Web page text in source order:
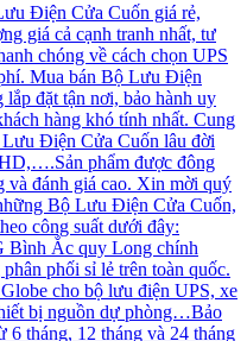
Điện Cửa Cuốn giá rẻ,
giá cả cạnh tranh nhất, tư
chóng về cách chọn UPS
Mua bán Bộ Lưu Điện
đặt tận nơi, bảo hành uy
hàng khó tính nhất. Cung
Điện Cửa Cuốn lâu đời
phẩm được đông
và đánh giá cao. Xin mời quý
Bộ Lưu Điện Cửa Cuốn,
công suất dưới đây:
Bình Ắc quy Long chính
phối sỉ lẻ trên toàn quốc.
cho bộ lưu điện UPS, xe
bị nguồn dự phòng…Bảo
6 tháng, 12 tháng và 24 tháng